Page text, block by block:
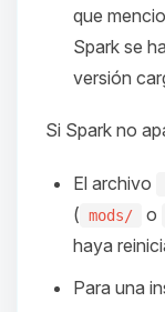
que
Spark se
versión
Si Spark no
El archivo
( mods/ o
haya
Para una